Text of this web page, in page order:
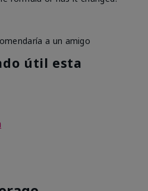
a un amigo
útil esta